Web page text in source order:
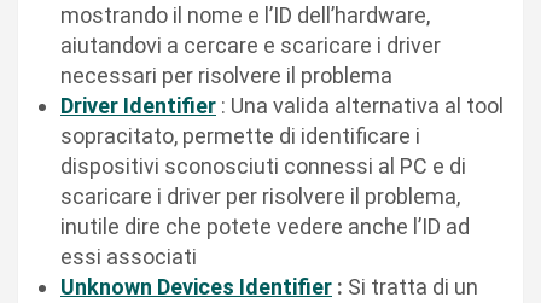
mostrando il nome e l’ID dell’hardware,
aiutandovi a cercare e scaricare i driver
necessari per risolvere il problema
Driver Identifier : Una valida alternativa al tool
sopracitato, permette di identificare i
dispositivi sconosciuti connessi al PC e di
scaricare i driver per risolvere il problema,
inutile dire che potete vedere anche l’ID ad
essi associati
Unknown Devices Identifier : Si tratta di un